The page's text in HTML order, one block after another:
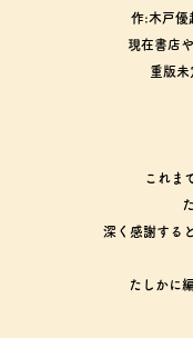
作:木戸優
現在書店
重版未
これま
深く感謝する
たしかに